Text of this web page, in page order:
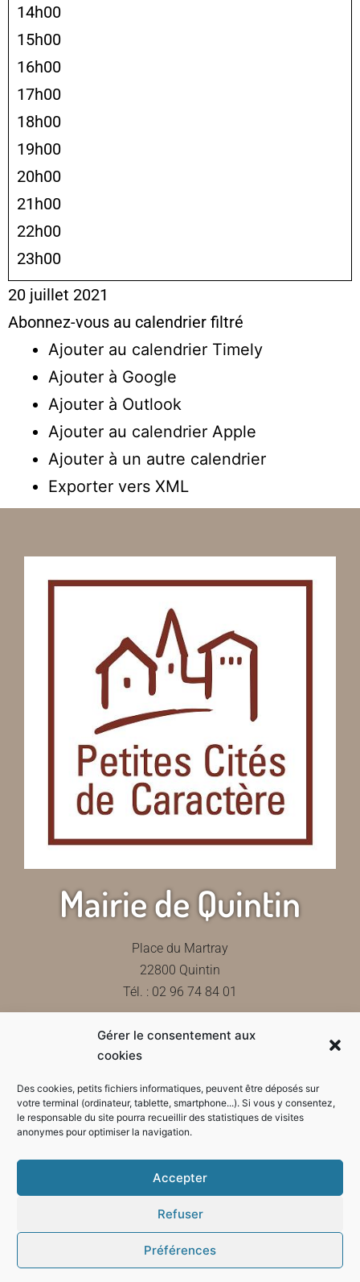
Gérer le consentement aux
cookies
Des cookies, petits fichiers informatiques, peuvent être déposés sur
votre terminal (ordinateur, tablette, smartphone...). Si vous y consentez,
le responsable du site pourra recueillir des statistiques de visites
anonymes pour optimiser la navigation.
Accepter
Refuser
Préférences
14h00
15h00
16h00
17h00
18h00
19h00
20h00
21h00
22h00
23h00
20 juillet 2021
Abonnez-vous au calendrier filtré
Ajouter au calendrier Timely
Ajouter à Google
Ajouter à Outlook
Ajouter au calendrier Apple
Ajouter à un autre calendrier
Exporter vers XML
Mairie de Quintin
Place du Martray
22800 Quintin
Tél. : 02 96 74 84 01
Contactez-nous
Horaires d'ouverture de la mairie
Mode sombre :